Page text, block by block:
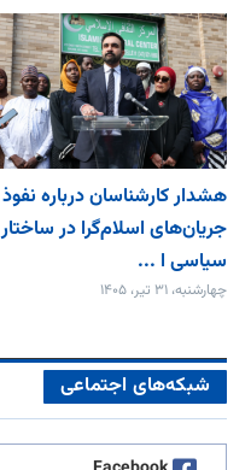
هشدار کارشناسان درباره نفوذ
جریان‌های اسلام‌گرا در ساختار
سیاسی ا ...
چهارشنبه، ۳۱ تیر، ۱۴۰۵
شبکه‌های اجتماعی